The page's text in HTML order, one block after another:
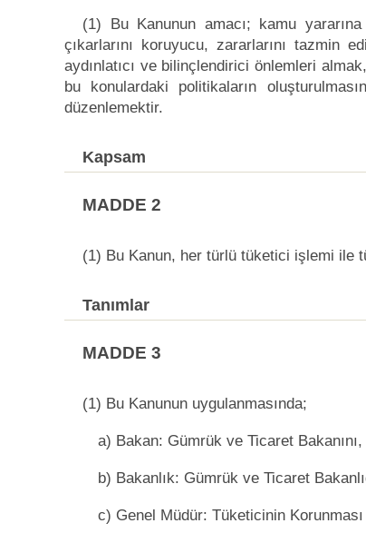
(1) Bu Kanunun amacı; kamu
çıkarlarını koruyucu, zararlarını tazmin
aydınlatıcı ve bilinçlendirici önlemleri
bu konulardaki politikaların
düzenlemektir.
Kapsam
MADDE 2
(1) Bu Kanun, her türlü tüketici işlemi ile
Tanımlar
MADDE 3
(1) Bu Kanunun uygulanmasında;
a) Bakan: Gümrük ve Ticaret Bakanını,
b) Bakanlık: Gümrük ve Ticaret
c) Genel Müdür: Tüketicinin